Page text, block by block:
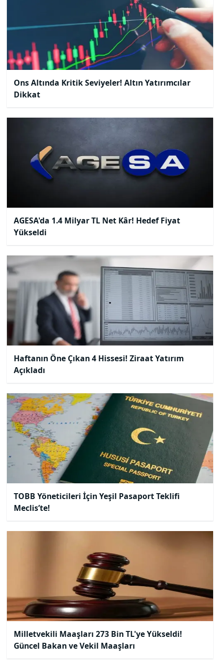
Ons Altında Kritik Seviyeler! Altın Yatırımcılar
Dikkat
AGESA'da 1.4 Milyar TL Net Kâr! Hedef Fiyat
Yükseldi
Haftanın Öne Çıkan 4 Hissesi! Ziraat Yatırım
Açıkladı
TOBB Yöneticileri İçin Yeşil Pasaport Teklifi
Meclis’te!
Milletvekili Maaşları 273 Bin TL'ye Yükseldi!
Güncel Bakan ve Vekil Maaşları